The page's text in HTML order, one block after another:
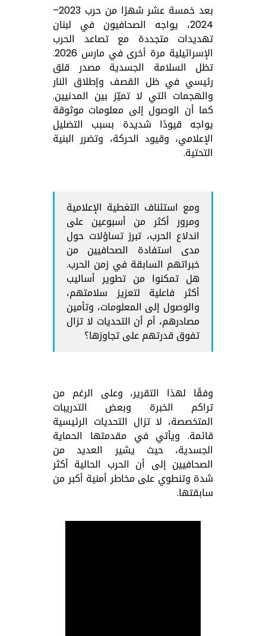
بعد خمسة عشر شهرًا من حرب 2023–
2024، يواجه الصحافيون في لبنان
تهديدات متجددة مع تصاعد الحرب
الإسرائيلية مرة أخرى في مارس 2026.
تظل السلامة الجسدية مصدر قلق
رئيسي في ظل القصف وإطلاق النار
والهجمات التي لا تميّز بين المدنيين.
كما أن الوصول إلى معلومات موثوقة
يواجه قيودًا شديدة بسبب التضليل
الإعلامي، وقيود الحركة، وتضرر البنية
التحتية.
ومع استئناف التغطية الإعلامية
ومرور أكثر من أسبوعين على
اندلاع الحرب، تبرز تساؤلات حول
مدى استفادة الصحافيين من
خبراتهم السابقة في زمن الحرب.
هل تمكنوا من تطوير أساليب
أكثر فاعلية لتعزيز سلامتهم،
والوصول إلى المعلومات، وتأمين
مصادرهم، أم أن التحديات لا تزال
تفوق قدرتهم على تجاوزها؟
وفقًا لهذا التقرير، وعلى الرغم من
تراكم الخبرة وبعض التدريبات
المتخصصة، لا تزال التحديات الرئيسية
قائمة. ويأتي في مقدمتها الحماية
الجسدية، حيث يشير العديد من
الصحافيين إلى أن الحرب الحالية أكثر
شدة وتنطوي على مخاطر أمنية أكبر من
سابقتها.